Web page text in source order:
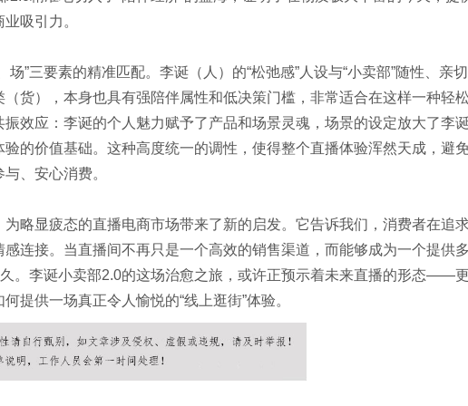
吸引力。
”三要素的精准匹配。李诞（人）的“松弛感”人设与“小卖部”随性、亲
货），本身也具有强陪伴属性和低决策门槛，非常适合在这样一种轻
效应：李诞的个人魅力赋予了产品和场景灵魂，场景的设定放大了李
的价值基础。这种高度统一的调性，使得整个直播体验浑然天成，避
、安心消费。
略显疲态的直播电商市场带来了新的启发。它告诉我们，消费者在追
连接。当直播间不再只是一个高效的销售渠道，而能够成为一个提供
。李诞小卖部2.0的这场治愈之旅，或许正预示着未来直播的形态——
提供一场真正令人愉悦的“线上逛街”体验。